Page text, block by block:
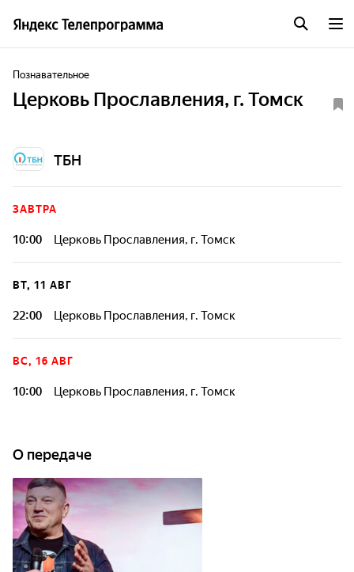
Познавательное
Церковь Прославления, г. Томск
ТБН
ЗАВТРА
10:00 Церковь Прославления, г. Томск
ВТ, 11 АВГ
22:00 Церковь Прославления, г. Томск
ВС, 16 АВГ
10:00 Церковь Прославления, г. Томск
О передаче